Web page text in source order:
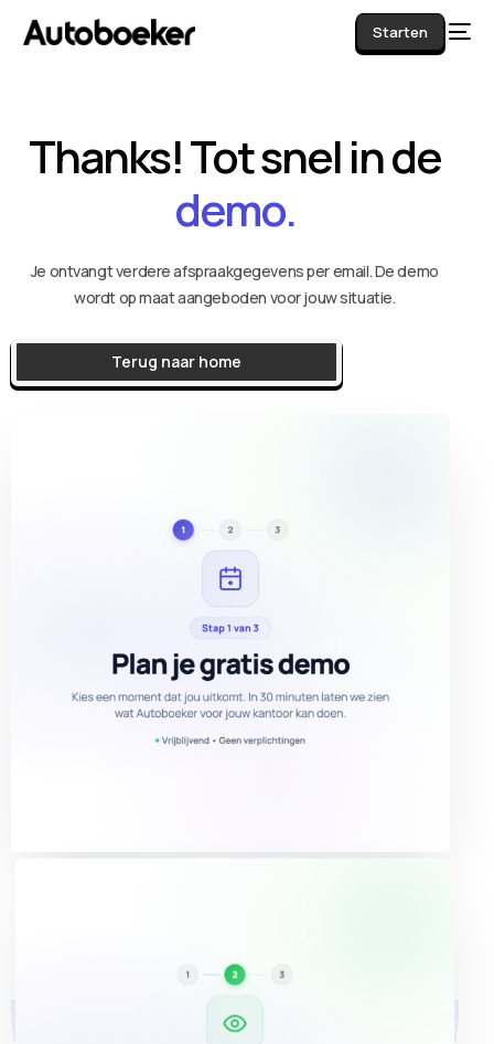
Starten
Thanks! Tot snel in de
demo.
Je ontvangt verdere afspraakgegevens per email. De demo
wordt op maat aangeboden voor jouw situatie.
Terug naar home
AI